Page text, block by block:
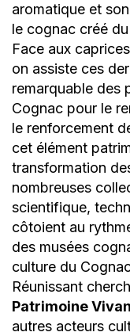
aromatique et
le cognac créé
Face aux
on assiste ces
remarquable des
Cognac pour le
le renforcement
cet élément
transformation
nombreuses
scientifique,
côtoient au
des musées
culture du
Réunissant
Patrimoine
autres acteurs